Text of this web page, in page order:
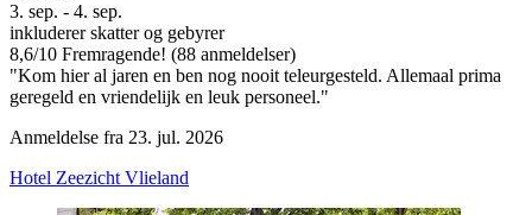
3. sep. - 4. sep.
inkluderer skatter og gebyrer
8,6/10 Fremragende! (88 anmeldelser)
"Kom hier al jaren en ben nog nooit teleurgesteld. Allemaal prima
geregeld en vriendelijk en leuk personeel."
Anmeldelse fra 23. jul. 2026
Hotel Zeezicht Vlieland